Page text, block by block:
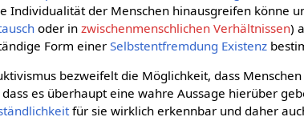
Individualität der Menschen hinausgreifen könne
oder inzwischenmenschlichen Verhältnissen)
Form einerSelbstentfremdung Existenz
bezweifelt die Möglichkeit, dass
es überhaupt eine wahre Aussage hierüber
für sie wirklich erkennbar und daher